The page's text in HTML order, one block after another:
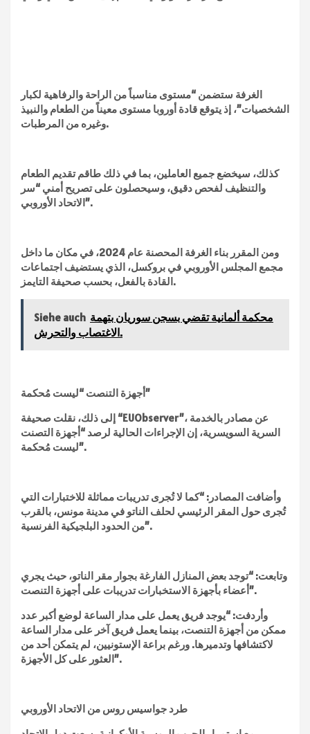
الغرفة ستضمن “مستوى مناسباً من الراحة والرفاهية لكبار
الشخصيات”، إذ يتوقع قادة أوروبا مستوى معيناً من الطعام والنبيذ
وغيره من المرطبات.
كذلك، سيخضع جميع العاملين، بما في ذلك طاقم تقديم الطعام
والتنظيف لفحص دقيق، وسيحصلون على تصريح أمني “سر
الاتحاد الأوروبي”.
ومن المقرر بناء الغرفة المحصنة عام 2024، في مكان ما داخل
مجمع المجلس الأوروبي في بروكسل، الذي يستضيف اجتماعات
القادة بالفعل، بحسب صحيفة التايمز.
Siehe auch محكمة ألمانية تقضي بسجن سوريان بتهمة
الاغتصاب والتحرش.
أجهزة التنصت “ليست مُحكمة”
إلى ذلك، نقلت صحيفة “EUObserver”، عن مصادر بالخدمة
السرية السويسرية، إن الإجراءات الحالية لرصد “أجهزة التصنت
ليست مُحكمة”.
وأضافت المصادر: “كما لا تُجرى تدريبات مماثلة للاختبارات التي
تُجرى حول المقر الرئيسي لحلف الناتو في مدينة مونس، بالقرب
من الحدود البلجيكية الفرنسية”.
وتابعت: “توجد بعض المنازل الفارغة بجوار مقر الناتو، حيث يجري
أعضاء بأجهزة الاستخبارات تدريبات على أجهزة التنصت”.
وأردفت: “يوجد فريق يعمل على مدار الساعة لوضع أكبر عدد
ممكن من أجهزة التنصت، بينما يعمل فريق آخر على مدار الساعة
لاكتشافها وتدميرها. ورغم براعة الإستونيين، لم يتمكن أحد من
العثور على كل الأجهزة”.
طرد جواسيس روس من الاتحاد الأوروبي